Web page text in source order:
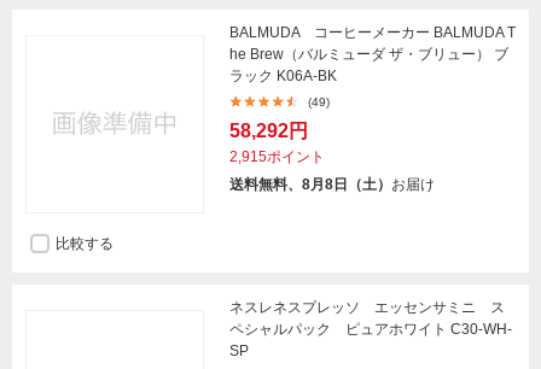
BALMUDA コーヒーメーカー BALMUDA T
he Brew（バルミューダ ザ・ブリュー） ブ
ラック K06A-BK
(49)
58,292円
2,915ポイント
送料無料、8月8日（土） お届け
比較する
ネスレネスプレッソ エッセンサミニ ス
ペシャルパック ピュアホワイト C30-WH-
SP